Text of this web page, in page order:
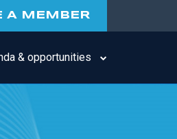
A MEMBER
& opportunities